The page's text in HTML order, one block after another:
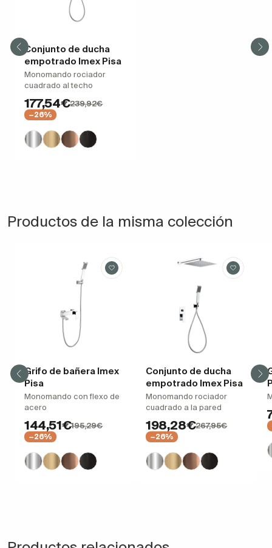
Conjunto de ducha
empotrado Imex Pisa
Monomando rociador
cuadrado al techo
177,54€239,92€
−26%
Productos de la misma colección
Grifo de bañera Imex
Pisa
Monomando con flexo de
acero
144,51€195,29€
−26%
Conjunto de ducha
empotrado Imex Pisa
Monomando rociador
cuadrado a la pared
198,28€267,95€
−26%